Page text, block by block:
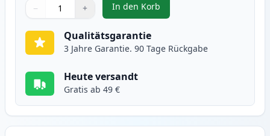
Verwenden Sie die Tasten, um anzupassen
− +
1
In den Korb
, Brother TN247 (TN243) cyan
Qualitätsgarantie
3 Jahre Garantie. 90 Tage Rückgabe
Heute versandt
Gratis ab 49 €